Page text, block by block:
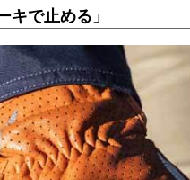
で止める」